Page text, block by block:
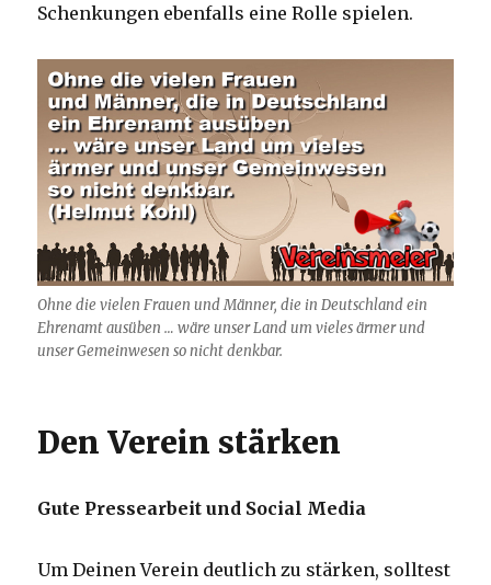
Schenkungen ebenfalls eine Rolle spielen.
Ohne die vielen Frauen und Männer, die in Deutschland ein
Ehrenamt ausüben … wäre unser Land um vieles ärmer und
unser Gemeinwesen so nicht denkbar.
Den Verein stärken
Gute Pressearbeit und Social Media
Um Deinen Verein deutlich zu stärken, solltest